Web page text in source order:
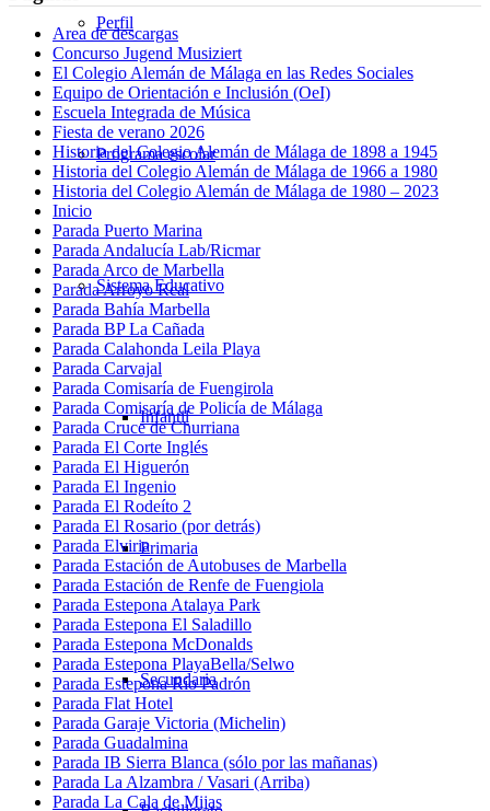
Perfil
Programa escolar
Sistema Educativo
Infantil
Primaria
Secundaria
Area de descargas
Concurso Jugend Musiziert
El Colegio Alemán de Málaga en las Redes Sociales
Equipo de Orientación e Inclusión (OeI)
Escuela Integrada de Música
Fiesta de verano 2026
Historia del Colegio Alemán de Málaga de 1898 a 1945
Historia del Colegio Alemán de Málaga de 1966 a 1980
Historia del Colegio Alemán de Málaga de 1980 – 2023
Inicio
Parada Puerto Marina
Parada Andalucía Lab/Ricmar
Parada Arco de Marbella
Parada Arroyo Real
Parada Bahía Marbella
Parada BP La Cañada
Parada Calahonda Leila Playa
Parada Carvajal
Parada Comisaría de Fuengirola
Parada Comisaría de Policía de Málaga
Parada Cruce de Churriana
Parada El Corte Inglés
Parada El Higuerón
Parada El Ingenio
Parada El Rodeíto 2
Parada El Rosario (por detrás)
Parada Elviria
Parada Estación de Autobuses de Marbella
Parada Estación de Renfe de Fuengiola
Parada Estepona Atalaya Park
Parada Estepona El Saladillo
Parada Estepona McDonalds
Parada Estepona PlayaBella/Selwo
Parada Estepona Río Padrón
Parada Flat Hotel
Parada Garaje Victoria (Michelin)
Parada Guadalmina
Parada IB Sierra Blanca (sólo por las mañanas)
Parada La Alzambra / Vasari (Arriba)
Parada La Cala de Mijas